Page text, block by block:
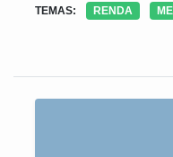
Trust com o apoio de
envolvidas mais de 1.300
TEMAS: RENDA